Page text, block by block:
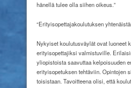
hänellä tulee olla siihen oikeus.”
“Erityisopettajakoulutuksen
Nykyiset koulutusväylät ovat luoneet
erityisopettajiksi valmistuville.
yliopistoista saavuttaa kelpoisuuden
erityisopetuksen tehtäviin. Opintojen
toisistaan. Tavoitteena olisi, että